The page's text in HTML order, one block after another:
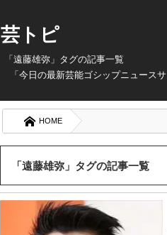
芸トピ
「遠藤雄弥」タグの記事一覧
「今日の最新芸能ゴシップニュース
HOME
「遠藤雄弥」タグの記事一覧